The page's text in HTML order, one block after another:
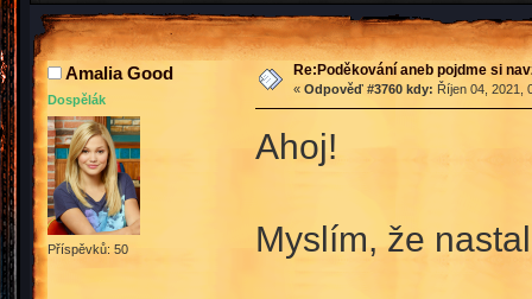
Amalia Good
Dospělák
Příspěvků: 50
Re:Poděkování aneb pojdme si
« Odpověď #3760 kdy: Říjen 04, 2021,
Ahoj!
Myslím, že